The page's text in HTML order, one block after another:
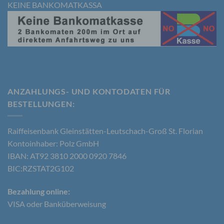
KEINE BANKOMATKASSA
ANZAHLUNGS- UND KONTODATEN FÜR
BESTELLUNGEN​:
Raiffeisenbank Gleinstätten-Leutschach-Groß St. Florian
Kontoinhaber: Polz GmbH
IBAN: AT92 3810 2000 0920 7846
BIC:RZSTAT2G102
Bezahlung online:
VISA oder Banküberweisung
d) Einschränkung der Verarbeitung
Einschränkung der Verarbeitung ist die Markierung
gespeicherter personenbezogener Daten mit dem
Ziel, ihre künftige Verarbeitung einzuschränken.
Profiling ist jede Art der automatisierten
Verarbeitung personenbezogener Daten, die darin
verwendet werden, um bestimmte persönliche
Aspekte, die sich auf eine natürliche Person
bezüglich Arbeitsleistung, wirtschaftlicher Lage,
Gesundheit, persönlicher Vorlieben, Interessen,
analysieren oder vorherzusagen.